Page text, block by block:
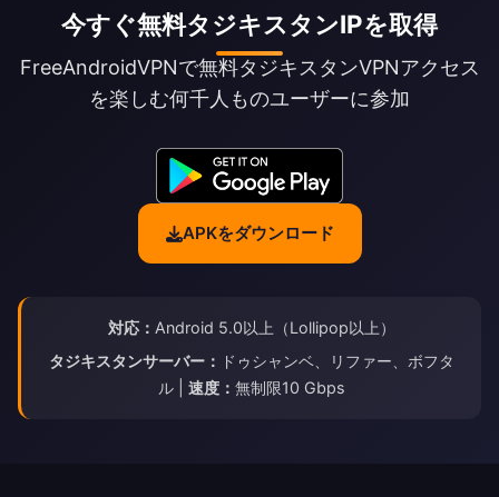
今すぐ無料タジキスタンIPを取得
FreeAndroidVPNで無料タジキスタンVPNアクセス
を楽しむ何千人ものユーザーに参加
APKをダウンロード
対応： Android 5.0以上（Lollipop以上）
タジキスタンサーバー： ドゥシャンベ、リファー、ボフタ
ル | 速度： 無制限10 Gbps